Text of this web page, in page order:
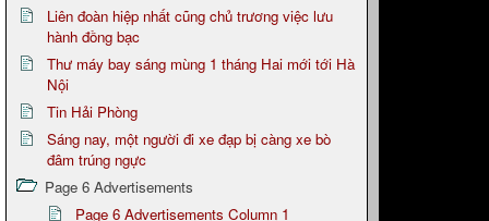
Liên đoàn hiệp nhất cũng chủ trương việc lưu
hành đồng bạc
Thư máy bay sáng mùng 1 tháng Hai mới tới Hà
Nội
Tin Hải Phòng
Sáng nay, một người đi xe đạp bị càng xe bò
đâm trúng ngực
Page 6 Advertisements
Page 6 Advertisements Column 1